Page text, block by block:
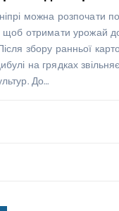
можна розпочати
щоб отримати урожай
збору ранньої
на грядках
До…